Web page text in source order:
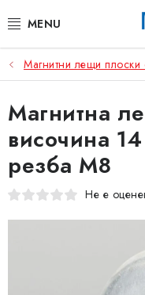
към
ОСНОВНИ
МАГНИТНИ ПОСОБИЯ
ИНДУСТРИАЛНИ
ДРУГИ МАГНИТИ
Коя е фирма Magsy?
Магнитни лещи плоски
Магнитна
височина
резба M8
Не е